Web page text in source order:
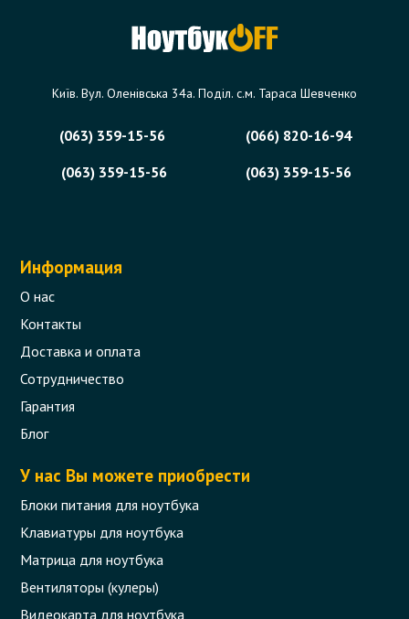
Київ. Вул. Оленівська 34а. Поділ. с.м. Тараса Шевченко
(063) 359-15-56
(066) 820-16-94
(063) 359-15-56
(063) 359-15-56
Информация
О нас
Контакты
Доставка и оплата
Сотрудничество
Гарантия
Блог
У нас Вы можете приобрести
Блоки питания для ноутбука
Клавиатуры для ноутбука
Матрица для ноутбука
Вентиляторы (кулеры)
Видеокарта для ноутбука